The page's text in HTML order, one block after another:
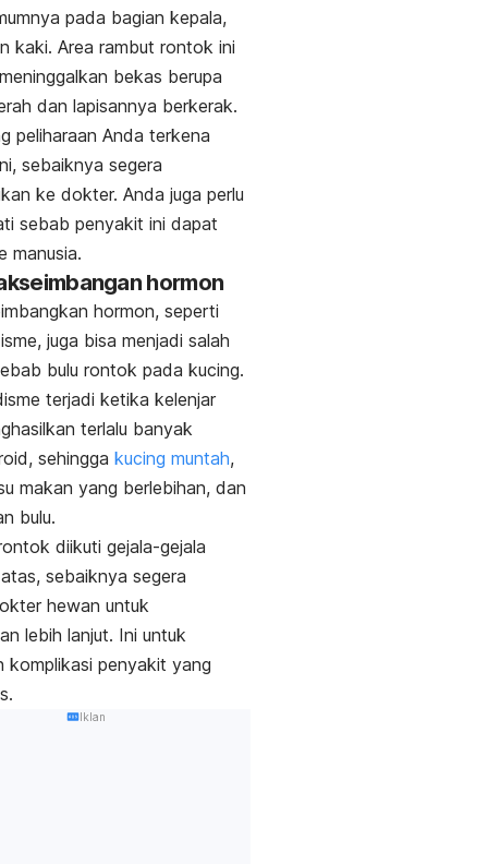
pada bagian kepala,
kaki. Area rambut rontok ini
bekas berupa
dan lapisannya berkerak.
peliharaan Anda terkena
sebaiknya segera
ke dokter. Anda juga perlu
sebab penyakit ini dapat
manusia.
hormon
hormon, seperti
juga bisa menjadi salah
bulu rontok pada kucing.
terjadi ketika kelenjar
terlalu banyak
sehingga kucing muntah,
makan yang berlebihan, dan
bulu.
diikuti gejala-gejala
sebaiknya segera
hewan untuk
lebih lanjut. Ini untuk
komplikasi penyakit yang
Iklan